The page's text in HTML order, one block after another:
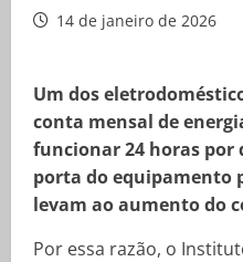
14 de janeiro de 2026
Um dos
conta mensal de
funcionar 24 horas por
porta do equipamento
levam ao aumento do
Por essa razão, o